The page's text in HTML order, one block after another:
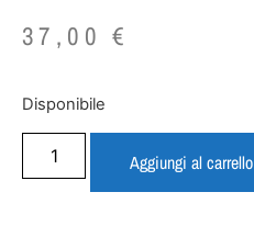
37,00€
Disponibile
Aggiungi al carrello